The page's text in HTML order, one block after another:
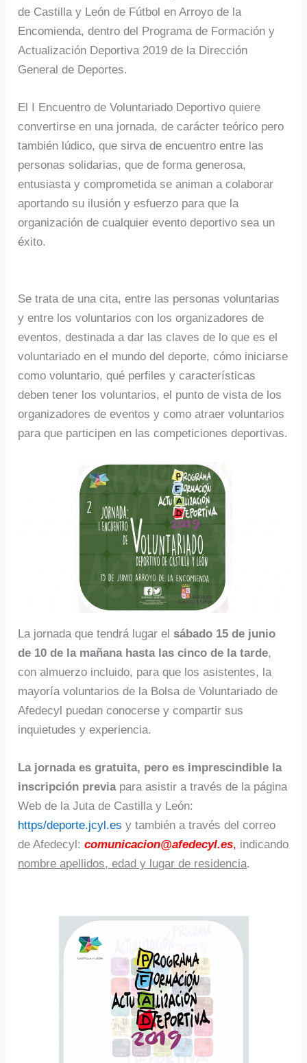
de Castilla y León de Fútbol en Arroyo de la
Encomienda, dentro del Programa de Formación y
Actualización Deportiva 2019 de la Dirección
General de Deportes.
El I Encuentro de Voluntariado Deportivo quiere
convertirse en una jornada, de carácter teórico pero
también lúdico, que sirva de encuentro entre las
personas solidarias, que de forma generosa,
entusiasta y comprometida se animan a colaborar
aportando su ilusión y esfuerzo para que la
organización de cualquier evento deportivo sea un
éxito.
Se trata de una cita, entre las personas voluntarias
y entre los voluntarios con los organizadores de
eventos, destinada a dar las claves de lo que es el
voluntariado en el mundo del deporte, cómo iniciarse
como voluntario, qué perfiles y características
deben tener los voluntarios, el punto de vista de los
organizadores de eventos y como atraer voluntarios
para que participen en las competiciones deportivas.
La jornada que tendrá lugar elsábado 15 de junio
de 10 de la mañana hasta las cinco de la tarde,
con almuerzo incluido, para que los asistentes, la
mayoría voluntarios de la Bolsa de Voluntariado de
Afedecyl puedan conocerse y compartir sus
inquietudes y experiencia.
La jornada es gratuita, pero es imprescindible la
inscripción previapara asistir a través de la página
Web de la Juta de Castilla y León:
https/deporte.jcyl.es y también a través del correo
de Afedecyl:comunicacion@afedecyl.es, indicando
nombre apellidos, edad y lugar de residencia.